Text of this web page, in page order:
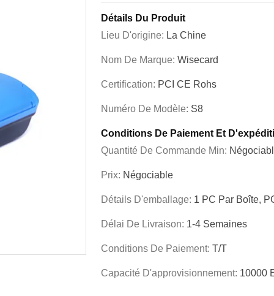
Détails Du Produit
Lieu D'origine: La Chine
Nom De Marque: Wisecard
Certification: PCI CE Rohs
Numéro De Modèle: S8
Conditions De Paiement Et
Quantité De Commande Min:
Prix: Négociable
Détails D'emballage: 1 PC Par Boîte,
Délai De Livraison: 1-4 Semaines
Conditions De Paiement: T/T
Capacité D'approvisionnement: 10000